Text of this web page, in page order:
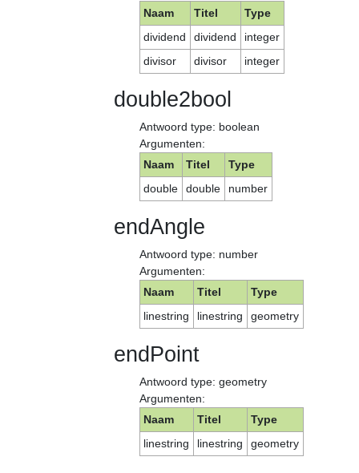
Naam
Titel
Type
dividend
dividend
integer
divisor
divisor integer
double2bool
Antwoord type: boolean
Argumenten:
Naam
Titel
Type
double
double number
endAngle
Antwoord type: number
Argumenten:
Naam
Titel
Type
linestring
linestring geometry
endPoint
Antwoord type: geometry
Argumenten:
Naam
Titel
Type
linestring
linestring geometry